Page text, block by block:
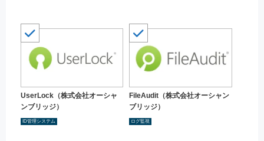
UserLock（株式会社オーシャ
ンブリッジ）
ID管理システム
FileAudit（株式会社オーシャン
ブリッジ）
ログ監視